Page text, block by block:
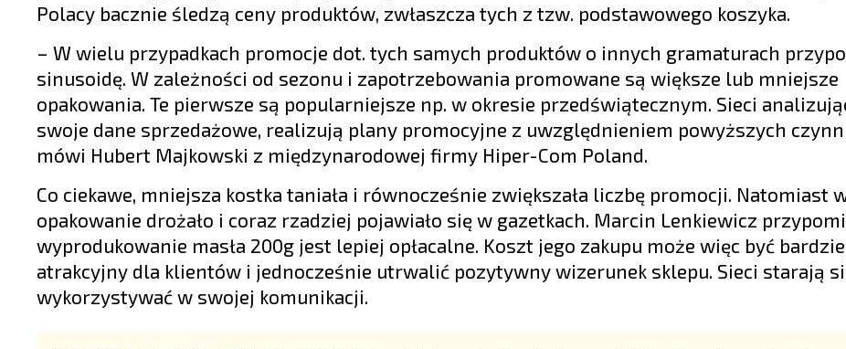
Polacy bacznie śledzą ceny produktów, zwłaszcza tych z tzw. podstawowego koszyka.
– W wielu przypadkach promocje dot. tych samych produktów o innych gramaturach
sinusoidę. W zależności od sezonu i zapotrzebowania promowane są większe lub mniejsze
opakowania. Te pierwsze są popularniejsze np. w okresie przedświątecznym. Sieci
swoje dane sprzedażowe, realizują plany promocyjne z uwzględnieniem powyższych
mówi Hubert Majkowski z międzynarodowej firmy Hiper-Com Poland.
Co ciekawe, mniejsza kostka taniała i równocześnie zwiększała liczbę promocji. Natomiast
opakowanie drożało i coraz rzadziej pojawiało się w gazetkach. Marcin Lenkiewicz
wyprodukowanie masła 200g jest lepiej opłacalne. Koszt jego zakupu może więc być
atrakcyjny dla klientów i jednocześnie utrwalić pozytywny wizerunek sklepu. Sieci starają
wykorzystywać w swojej komunikacji.